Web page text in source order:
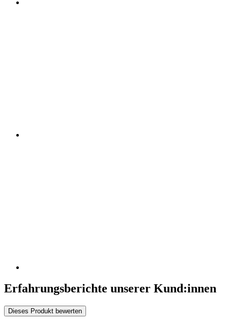
Erfahrungsberichte unserer Kund:innen
Dieses Produkt bewerten